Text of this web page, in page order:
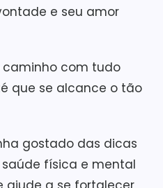
e seu amor
caminho com tudo
que se alcance o tão
gostado das dicas
física e mental